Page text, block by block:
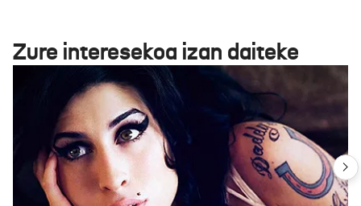
Zure interesekoa izan daiteke